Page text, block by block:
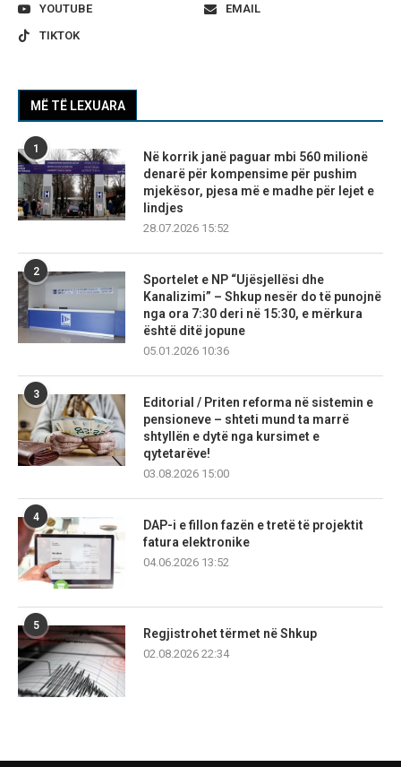
YOUTUBE
EMAIL
TIKTOK
MË TË LEXUARA
1
Në korrik janë paguar mbi 560 milionë
denarë për kompensime për pushim
mjekësor, pjesa më e madhe për lejet e
lindjes
28.07.2026 15:52
2
Sportelet e NP “Ujësjellësi dhe
Kanalizimi” – Shkup nesër do të punojnë
nga ora 7:30 deri në 15:30, e mërkura
është ditë jopune
05.01.2026 10:36
3
Editorial / Priten reforma në sistemin e
pensioneve – shteti mund ta marrë
shtyllën e dytë nga kursimet e
qytetarëve!
03.08.2026 15:00
4
DAP-i e fillon fazën e tretë të projektit
fatura elektronike
04.06.2026 13:52
5
Regjistrohet tërmet në Shkup
02.08.2026 22:34